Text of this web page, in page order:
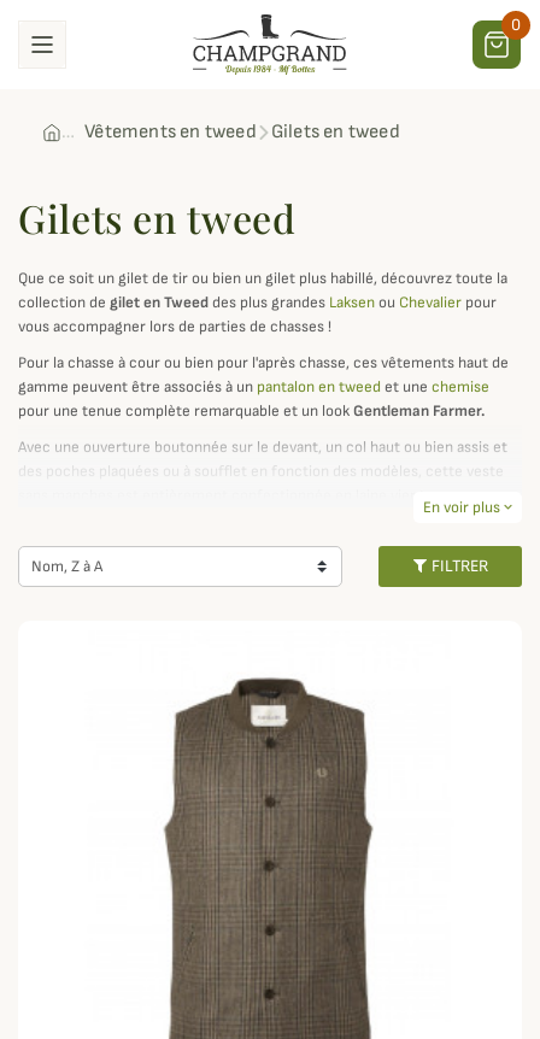
0
Vêtements en tweed Gilets en tweed
Gilets en tweed
Que ce soit un gilet de tir ou bien un gilet plus habillé, découvrez toute la
collection de gilet en Tweeddes plus grandes Laksenou Chevalier pour
vous accompagner lors de parties de chasses !
Pour la chasse à cour ou bien pour l'après chasse, ces vêtements haut de
gamme peuvent être associés à un pantalon en tweed et une chemise
pour une tenue complète remarquable et un lookGentleman Farmer.
Avec une ouverture boutonnée sur le devant, un col haut ou bien assis et
des poches plaquées ou à soufflet en fonction des modèles, cette veste
ce gilet est coupe-vent, imperméable et chaud. Il apporte ainsi un
véritable plus sous un manteau ou une veste, que vous soyez en balade à la
En voir plus expand_more
Nom, Z à A FILTRER